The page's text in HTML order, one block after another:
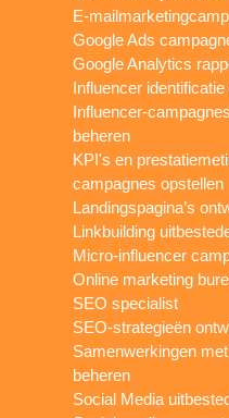
E-
Google Ads
Google Analytics
Influencer
Influencer-
beheren
KPI's en
campagnes opstellen
Landingspagina’s
Linkbuilding
Micro-influencer
Online marketing
SEO specialist
SEO-strategieën
Samenwerkingen
beheren
Social Media